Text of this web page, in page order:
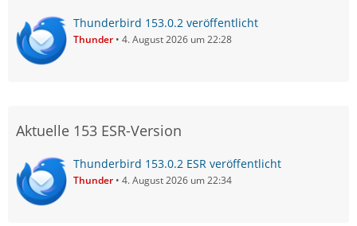
Thunderbird 153.0.2 veröffentlicht
Thunder 4. August 2026 um 22:28
Aktuelle 153 ESR-Version
Thunderbird 153.0.2 ESR veröffentlicht
Thunder 4. August 2026 um 22:34